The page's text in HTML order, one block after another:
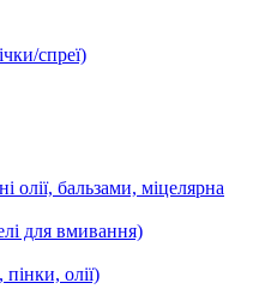
спреї)
олії, бальзами, міцелярна
для вмивання)
олії)